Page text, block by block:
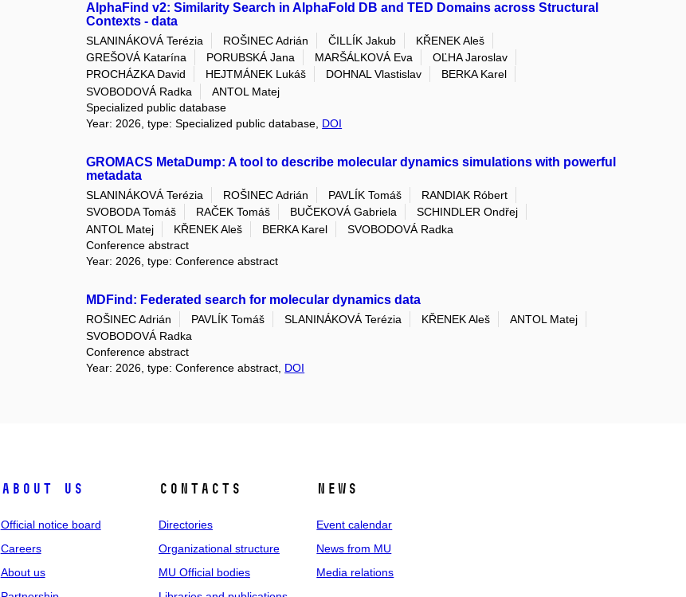
AlphaFind v2: Similarity Search in AlphaFold DB and TED Domains across Structural
Contexts - data
SLANINÁKOVÁ Terézia ROŠINEC Adrián ČILLÍK Jakub
KŘENEK Aleš
GREŠOVÁ Katarína
PORUBSKÁ Jana MARŠÁLKOVÁ Eva
OĽHA Jaroslav
PROCHÁZKA David
HEJTMÁNEK Lukáš DOHNAL Vlastislav
BERKA Karel
SVOBODOVÁ Radka
ANTOL Matej
Specialized public database
Year: 2026, type: Specialized public database, DOI
GROMACS MetaDump: A tool to describe molecular dynamics simulations with powerful
metadata
SLANINÁKOVÁ Terézia ROŠINEC Adrián PAVLÍK Tomáš
RANDIAK Róbert
SVOBODA Tomáš
RAČEK Tomáš BUČEKOVÁ Gabriela
SCHINDLER Ondřej
ANTOL Matej
KŘENEK Aleš BERKA Karel
SVOBODOVÁ Radka
Conference abstract
Year: 2026, type: Conference abstract
MDFind: Federated search for molecular dynamics data
ROŠINEC Adrián PAVLÍK Tomáš SLANINÁKOVÁ Terézia KŘENEK Aleš
ANTOL Matej
SVOBODOVÁ Radka
Conference abstract
Year: 2026, type: Conference abstract, DOI
About us
Official notice board
Careers
About us
Contacts
Directories
Organizational structure
MU Official bodies
News
Event calendar
News from MU
Media relations